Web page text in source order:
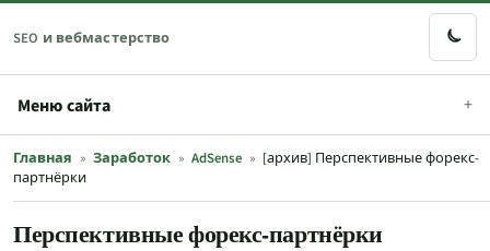
SEO и вебмастерство
Меню сайта
Главная » Заработок » AdSense » [архив] Перспективные форекс-
партнёрки
Перспективные форекс-партнёрки